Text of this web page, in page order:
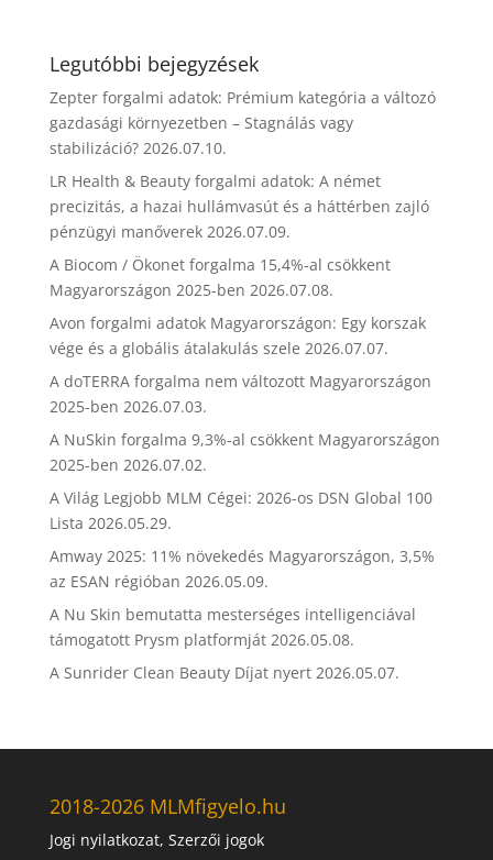
Legutóbbi bejegyzések
Zepter forgalmi adatok: Prémium kategória a változó
gazdasági környezetben – Stagnálás vagy
stabilizáció? 2026.07.10.
LR Health & Beauty forgalmi adatok: A német
precizitás, a hazai hullámvasút és a háttérben zajló
pénzügyi manőverek 2026.07.09.
A Biocom / Ökonet forgalma 15,4%-al csökkent
Magyarországon 2025-ben 2026.07.08.
Avon forgalmi adatok Magyarországon: Egy korszak
vége és a globális átalakulás szele 2026.07.07.
A doTERRA forgalma nem változott Magyarországon
2025-ben 2026.07.03.
A NuSkin forgalma 9,3%-al csökkent Magyarországon
2025-ben 2026.07.02.
A Világ Legjobb MLM Cégei: 2026-os DSN Global 100
Lista 2026.05.29.
Amway 2025: 11% növekedés Magyarországon, 3,5%
az ESAN régióban 2026.05.09.
A Nu Skin bemutatta mesterséges intelligenciával
támogatott Prysm platformját 2026.05.08.
A Sunrider Clean Beauty Díjat nyert 2026.05.07.
2018-2026 MLMfigyelo.hu
Jogi nyilatkozat, Szerzői jogok